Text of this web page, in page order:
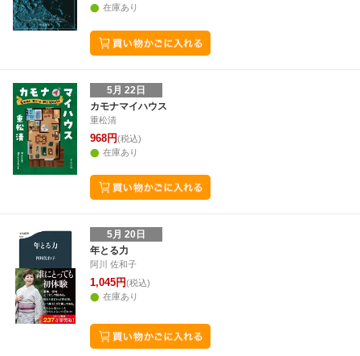
在庫あり
5月 22日
カモナマイハウス
重松清
968円(税込)
在庫あり
5月 20日
年とる力
阿川 佐和子
1,045円(税込)
在庫あり